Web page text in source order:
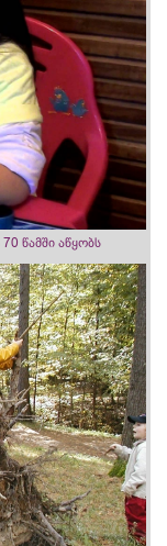
წამში აწყობს